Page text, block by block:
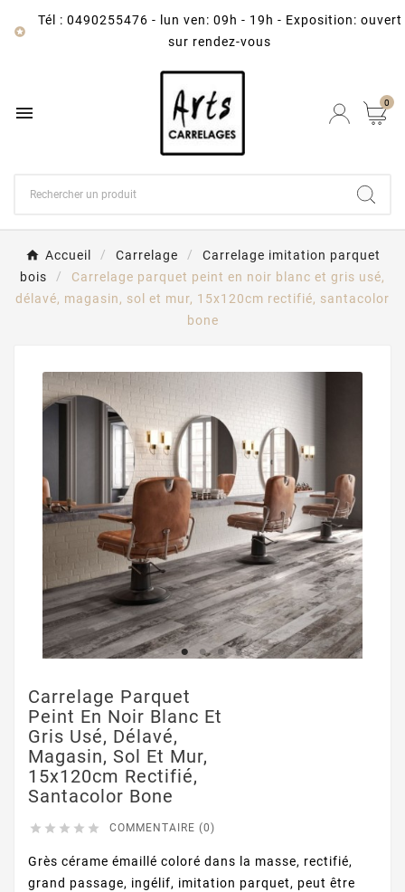

Tél : 0490255476 -
lun ven: 09h - 19h - Exposition: ouvert
sur rendez-vous
 0
Accueil Carrelage
Carrelage imitation parquet
bois
Carrelage parquet peint en noir blanc et gris usé,
délavé, magasin, sol et mur, 15x120cm rectifié, santacolor
bone
Carrelage Parquet
Peint En Noir Blanc Et
Gris Usé, Délavé,
Magasin, Sol Et Mur,
15x120cm Rectifié,
Santacolor Bone
     COMMENTAIRE (0)
Grès cérame émaillé coloré dans la masse, rectifié,
grand passage, ingélif, imitation parquet, peut être